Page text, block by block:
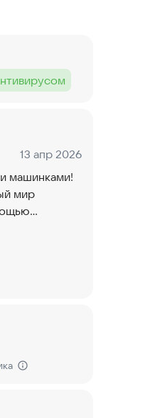
Дата:
13 апр 2026
машинками!
мир
Дети
чтобы